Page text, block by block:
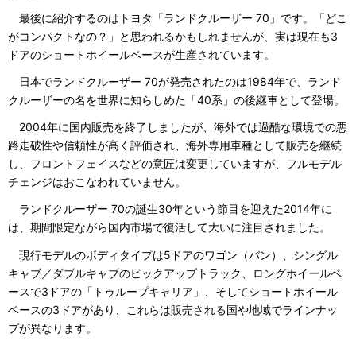
最後に紹介するのはトヨタ「ランドクルーザー 70」です。「どこ
がコンパクトなの？」と思われるかもしれませんが、実は現在も3
ドアのショートホイールベースが生産されています。
日本でランドクルーザー 70が発売されたのは1984年で、ランド
クルーザーの名を世界に知らしめた「40系」の後継車として登場。
2004年に国内販売を終了しましたが、海外では過酷な環境での悪
路走破性や信頼性が高く評価され、海外専用車種として販売を継続
し、フロントフェイスなどの意匠は変更していますが、フルモデル
チェンジはおこなわれていません。
ランドクルーザー 70の誕生30年という節目を迎えた2014年に
は、期間限定ながら国内市場で復活して大いに注目されました。
現行モデルのボディタイプは5ドアのワゴン（バン）、シングル
キャブ／ダブルキャブのピックアップトラック、ロングホイールベ
ースで3ドアの「トゥループキャリア」、そしてショートホイール
ベースの3ドアがあり、これらは販売される国や地域でラインナッ
プが異なります。